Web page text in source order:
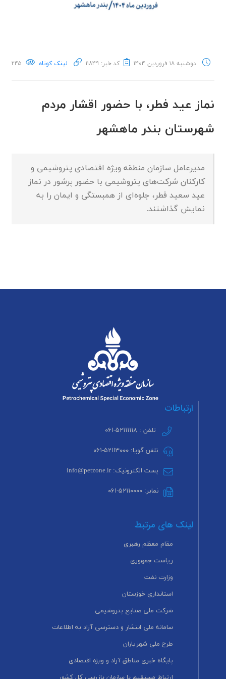
دوشنبه ۱۸ فروردین ۱۴۰۴ کد خبر: ۱۱۸۴۹ لینک کوتاه ۲۴۵
نماز عید فطر، با حضور اقشار مردم
شهرستان بندر ماهشهر
مدیرعامل سازمان منطقه ویژه اقتصادی پتروشیمی و
کارکنان شرکت‌های پتروشیمی با حضور پرشور در نماز
عید سعید فطر، جلوه‌ای از همبستگی و ایمان را به
نمایش گذاشتند.
ارتباطات
تلفن : ۵۲۱۱۱۱۱۸-۰۶۱
تلفن گویا: ۵۲۱۱۳۰۰۰-۰۶۱
پست الکترونیک: info@petzone.ir
نمابر: ۵۲۱۱۰۰۰۰-۰۶۱
لینک های مرتبط
مقام معظم رهبری
ریاست جمهوری
وزارت نفت
استانداری خوزستان
شرکت ملی صنایع پتروشیمی
سامانه ملی انتشار و دسترسی آزاد به اطلاعات
طرح ملی شهریاران
پایگاه خبری مناطق آزاد و ویژه اقتصادی